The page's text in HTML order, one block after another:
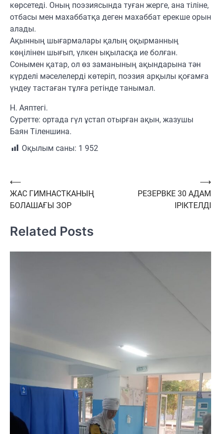
көрсетеді. Оның поэзиясында туған жерге, ана тіліне,
отбасы мен махаббатқа деген махаббат ерекше орын
алады.
Ақынның шығармалары қалың оқырманның
көңілінен шығып, үлкен ықыласқа ие болған.
Сонымен қатар, ол өз заманының ақындарына тән
күрделі мәселелерді көтеріп, поэзия арқылы қоғамға
үндеу тастаған тұлға ретінде танымал.
Н. Аяптегі.
Суретте: ортада гүл ұстап отырған ақын, жазушы
Баян Тіленшина.
Оқылым саны: 1 952
Навигация
по
⟵
ЖАС ГИМНАСТКАНЫҢ
БОЛАШАҒЫ ЗОР
РЕЗЕРВКЕ 30 АДАМ
ІРІКТЕЛДІ
⟶
Related Posts